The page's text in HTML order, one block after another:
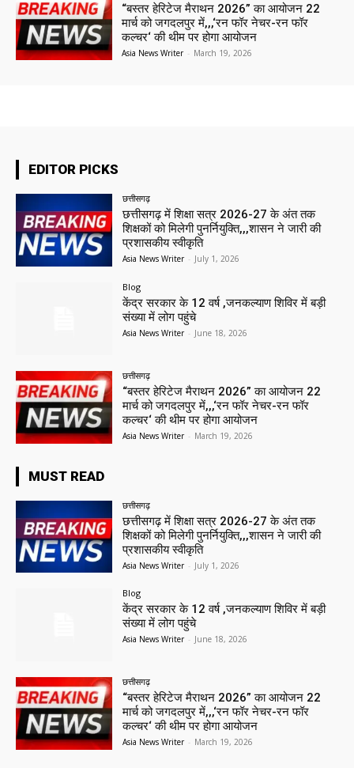
“बस्तर हेरिटेज मैराथन 2026” का आयोजन 22
मार्च को जगदलपुर में,,,‘रन फॉर नेचर-रन फॉर
कल्चर‘ की थीम पर होगा आयोजन
Asia News Writer - March 19, 2026
EDITOR PICKS
छत्तीसगढ़
छत्तीसगढ़ में शिक्षा सत्र 2026-27 के अंत तक
शिक्षकों को मिलेगी पुनर्नियुक्ति,,,शासन ने जारी की
प्रशासकीय स्वीकृति
Asia News Writer - July 1, 2026
Blog
केंद्र सरकार के 12 वर्ष ,जनकल्याण शिविर में बड़ी
संख्या में लोग पहुंचे
Asia News Writer - June 18, 2026
छत्तीसगढ़
“बस्तर हेरिटेज मैराथन 2026” का आयोजन 22
मार्च को जगदलपुर में,,,‘रन फॉर नेचर-रन फॉर
कल्चर‘ की थीम पर होगा आयोजन
Asia News Writer - March 19, 2026
MUST READ
छत्तीसगढ़
छत्तीसगढ़ में शिक्षा सत्र 2026-27 के अंत तक
शिक्षकों को मिलेगी पुनर्नियुक्ति,,,शासन ने जारी की
प्रशासकीय स्वीकृति
Asia News Writer - July 1, 2026
Blog
केंद्र सरकार के 12 वर्ष ,जनकल्याण शिविर में बड़ी
संख्या में लोग पहुंचे
Asia News Writer - June 18, 2026
छत्तीसगढ़
“बस्तर हेरिटेज मैराथन 2026” का आयोजन 22
मार्च को जगदलपुर में,,,‘रन फॉर नेचर-रन फॉर
कल्चर‘ की थीम पर होगा आयोजन
Asia News Writer - March 19, 2026